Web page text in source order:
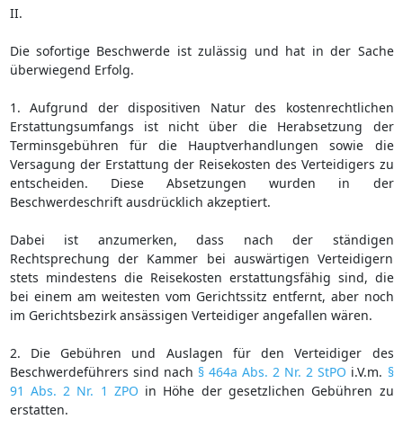
II.
Die sofortige Beschwerde ist zulässig und hat in der Sache
überwiegend Erfolg.
1. Aufgrund der dispositiven Natur des kostenrechtlichen
Erstattungsumfangs ist nicht über die Herabsetzung der
Terminsgebühren für die Hauptverhandlungen sowie die
Versagung der Erstattung der Reisekosten des Verteidigers zu
entscheiden. Diese Absetzungen wurden in der
Beschwerdeschrift ausdrücklich akzeptiert.
Dabei ist anzumerken, dass nach der ständigen
Rechtsprechung der Kammer bei auswärtigen Verteidigern
stets mindestens die Reisekosten erstattungsfähig sind, die
bei einem am weitesten vom Gerichtssitz entfernt, aber noch
im Gerichtsbezirk ansässigen Verteidiger angefallen wären.
2. Die Gebühren und Auslagen für den Verteidiger des
Beschwerdeführers sind nach § 464a Abs. 2 Nr. 2 StPO i.V.m. §
91 Abs. 2 Nr. 1 ZPO in Höhe der gesetzlichen Gebühren zu
erstatten.